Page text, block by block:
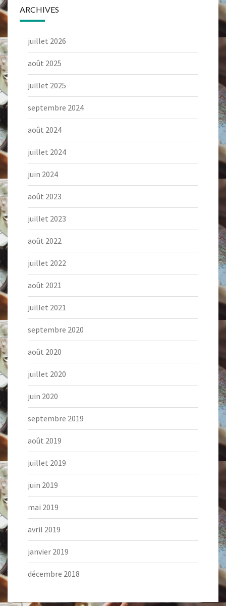
ARCHIVES
juillet 2026
août 2025
juillet 2025
septembre 2024
août 2024
juillet 2024
juin 2024
août 2023
juillet 2023
août 2022
juillet 2022
août 2021
juillet 2021
septembre 2020
août 2020
juillet 2020
juin 2020
septembre 2019
août 2019
juillet 2019
juin 2019
mai 2019
avril 2019
janvier 2019
décembre 2018